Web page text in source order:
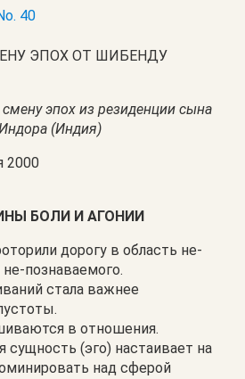
40
ЭПОХ ОТ ШИБЕНДУ
эпох из резиденции сына
(Индия)
2000
БОЛИ И АГОНИИ
дорогу в область не-
познаваемого.
стала важнее
в отношения.
сущность (эго) настаивает на
над сферой